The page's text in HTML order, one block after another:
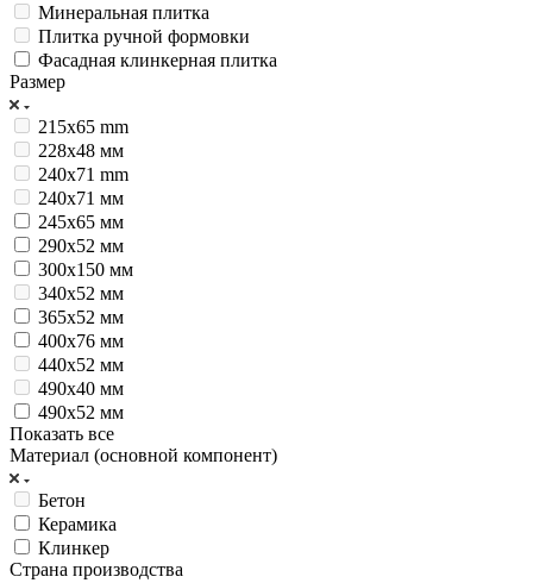
Минеральная плитка
Плитка ручной формовки
Фасадная клинкерная плитка
Размер
215x65 mm
228х48 мм
240x71 mm
240х71 мм
245х65 мм
290х52 мм
300х150 мм
340х52 мм
365х52 мм
400х76 мм
440х52 мм
490х40 мм
490х52 мм
Показать все
Материал (основной компонент)
Бетон
Керамика
Клинкер
Страна производства